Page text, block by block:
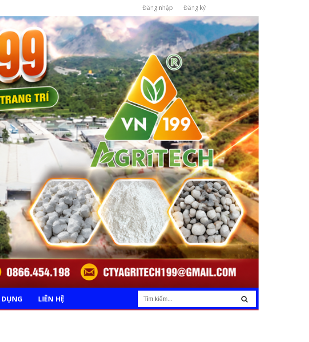
Đăng nhập Đăng ký
LIÊN HỆ